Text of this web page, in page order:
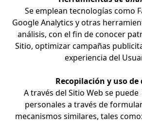
Se emplean tecnologías como
Google Analytics y otras
análisis, con el fin de conocer
Sitio, optimizar campañas
experiencia del
Recopilación y uso de
A través del Sitio Web se
personales a través de
mecanismos similares, tales